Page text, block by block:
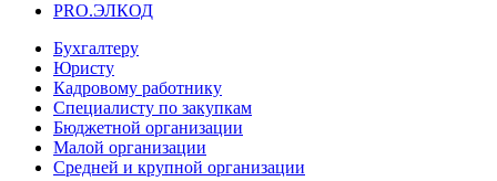
PRO.ЭЛКОД
Бухгалтеру
Юристу
Кадровому работнику
Специалисту по закупкам
Бюджетной организации
Малой организации
Средней и крупной организации